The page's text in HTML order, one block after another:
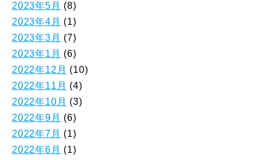
2023年5月 (8)
2023年4月 (1)
2023年3月 (7)
2023年1月 (6)
2022年12月 (10)
2022年11月 (4)
2022年10月 (3)
2022年9月 (6)
2022年7月 (1)
2022年6月 (1)